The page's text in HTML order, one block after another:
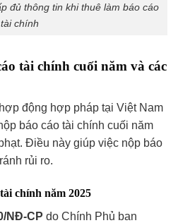
đủ thông tin khi thuê làm báo cáo
tài chính
tài chính cuối năm và các
động hợp pháp tại Việt Nam
báo cáo tài chính cuối năm
Điều này giúp việc nộp báo
rủi ro.
chính năm 2025
NĐ-CP do Chính Phủ ban